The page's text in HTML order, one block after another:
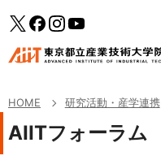
Twitterfacebook
Instagram
HOME 研究活動・産学連携
AIITフォーラム